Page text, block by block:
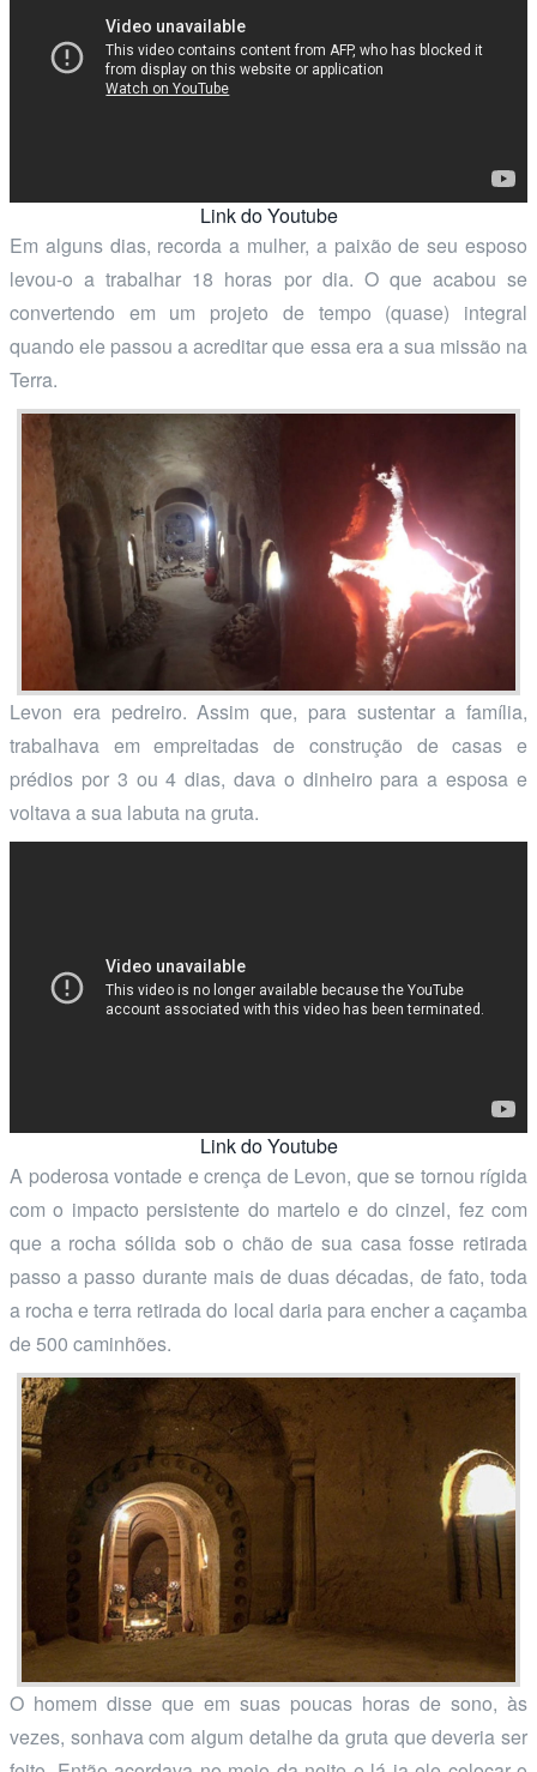
Link do Youtube
Em alguns dias, recorda a mulher, a paixão de seu esposo
levou-o a trabalhar 18 horas por dia. O que acabou se
convertendo em um projeto de tempo (quase) integral
quando ele passou a acreditar que essa era a sua missão na
Terra.
Levon era pedreiro. Assim que, para sustentar a família,
trabalhava em empreitadas de construção de casas e
prédios por 3 ou 4 dias, dava o dinheiro para a esposa e
voltava a sua labuta na gruta.
Link do Youtube
A poderosa vontade e crença de Levon, que se tornou rígida
com o impacto persistente do martelo e do cinzel, fez com
que a rocha sólida sob o chão de sua casa fosse retirada
passo a passo durante mais de duas décadas, de fato, toda
a rocha e terra retirada do local daria para encher a caçamba
de 500 caminhões.
O homem disse que em suas poucas horas de sono, às
vezes, sonhava com algum detalhe da gruta que deveria ser